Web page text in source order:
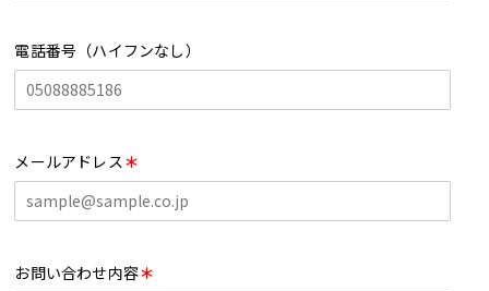
電話番号（ハイフンなし）
メールアドレス＊
お問い合わせ内容＊